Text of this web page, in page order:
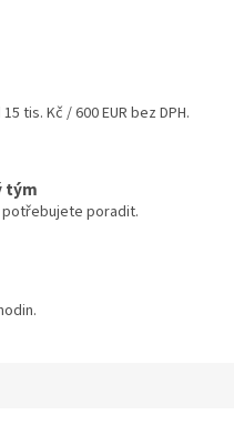
tis. Kč / 600 EUR bez DPH.
tým
potřebujete poradit.